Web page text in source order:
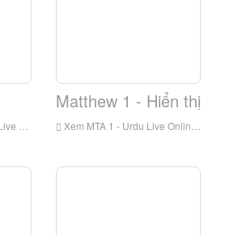
TV từ Anh
Matthew 1 - Hiển thị
Xem MTA 1 - Urdu Live Online, MTA 1 - Urdu HD Live Streaming, MTA 1 - Urdu xem truyền hình trực tiếp từ Anh